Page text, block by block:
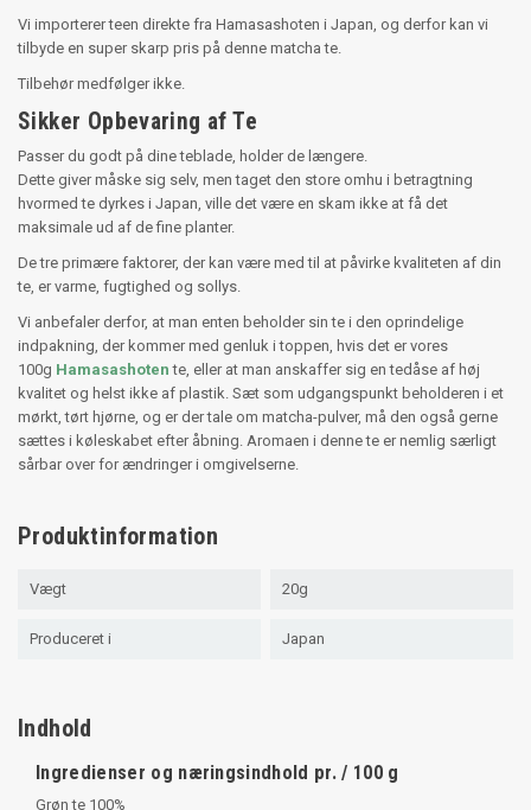
Vi importerer teen direkte fra Hamasashoten i Japan, og derfor kan vi
tilbyde en super skarp pris på denne matcha te.
Tilbehør medfølger ikke.
Sikker Opbevaring af Te
Passer du godt på dine teblade, holder de længere.
Dette giver måske sig selv, men taget den store omhu i betragtning
hvormed te dyrkes i Japan, ville det være en skam ikke at få det
maksimale ud af de fine planter.
De tre primære faktorer, der kan være med til at påvirke kvaliteten af din
te, er varme, fugtighed og sollys.
Vi anbefaler derfor, at man enten beholder sin te i den oprindelige
indpakning, der kommer med genluk i toppen, hvis det er vores
100g Hamasashoten te, eller at man anskaffer sig en tedåse af høj
kvalitet og helst ikke af plastik. Sæt som udgangspunkt beholderen i et
mørkt, tørt hjørne, og er der tale om matcha-pulver, må den også gerne
sættes i køleskabet efter åbning. Aromaen i denne te er nemlig særligt
sårbar over for ændringer i omgivelserne.
Produktinformation
Vægt 20g
Produceret i Japan
Indhold
Ingredienser og næringsindhold pr. / 100 g
Grøn te 100%